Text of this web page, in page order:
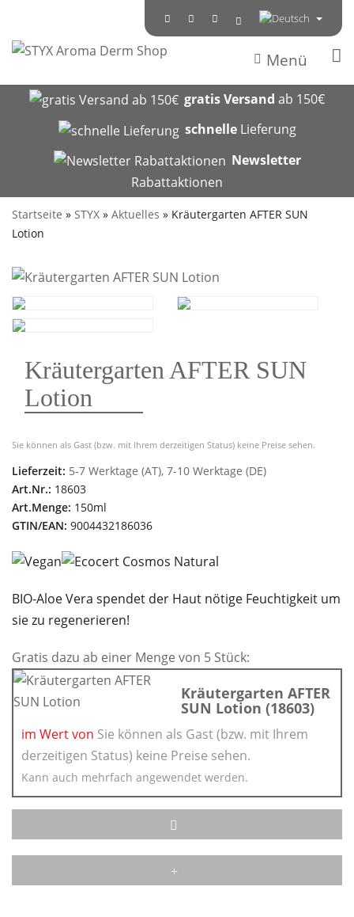
Menü
gratis Versand ab 150€
schnelleLieferung
Newsletter
Rabattaktionen
Startseite » STYX » Aktuelles » Kräutergarten AFTER SUN
Lotion
Kräutergarten AFTER SUN
Lotion
Sie können als Gast (bzw. mit Ihrem derzeitigen Status) keine Preise sehen.
Lieferzeit: 5-7 Werktage (AT), 7-10 Werktage (DE)
Art.Nr.: 18603
Art.Menge: 150ml
GTIN/EAN: 9004432186036
BIO-Aloe Vera spendet der Haut nötige Feuchtigkeit um
sie zu regenerieren!
Gratis dazu ab einer Menge von 5 Stück:
Kräutergarten AFTER
SUN Lotion (18603)
im Wert von Sie können als Gast (bzw. mit Ihrem
derzeitigen Status) keine Preise sehen.
Kann auch mehrfach angewendet werden.